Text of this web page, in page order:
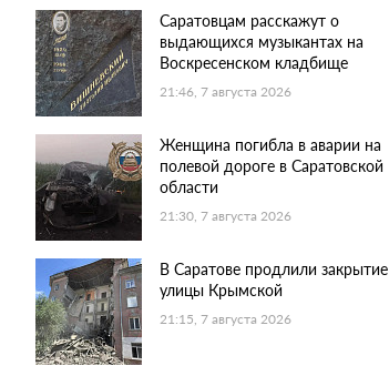
Саратовцам расскажут о
выдающихся музыкантах на
Воскресенском кладбище
21:46, 7 августа 2026
Женщина погибла в аварии на
полевой дороге в Саратовской
области
21:30, 7 августа 2026
В Саратове продлили закрытие
улицы Крымской
21:15, 7 августа 2026